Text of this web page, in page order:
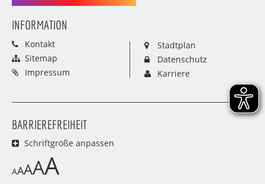
INFORMATION
Kontakt
Sitemap
Impressum
Stadtplan
Datenschutz
Karriere
BARRIEREFREIHEIT
Schriftgröße anpassen
AAAAA